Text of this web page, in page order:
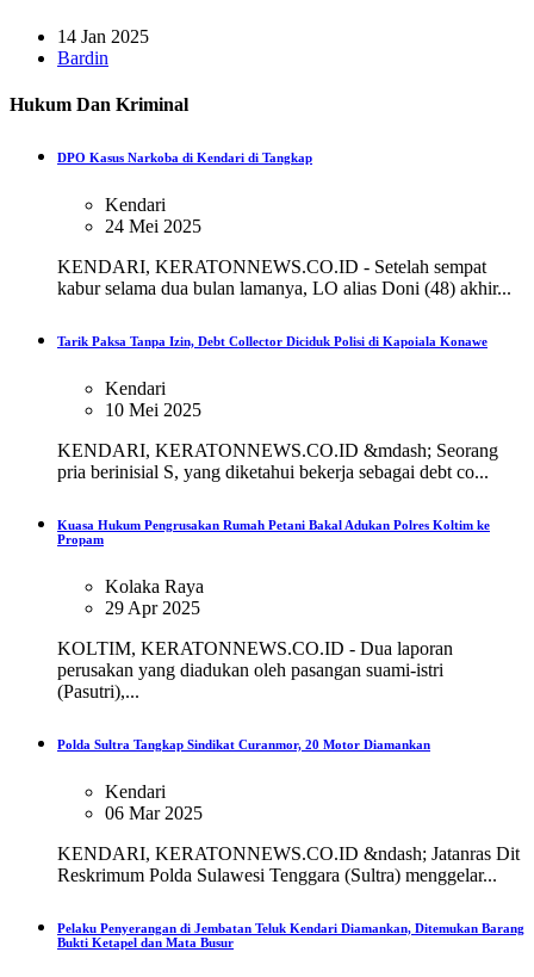
14 Jan 2025
Bardin
Hukum Dan Kriminal
DPO Kasus Narkoba di Kendari di Tangkap
Kendari
24 Mei 2025
KENDARI, KERATONNEWS.CO.ID - Setelah sempat
kabur selama dua bulan lamanya, LO alias Doni (48) akhir...
Tarik Paksa Tanpa Izin, Debt Collector Diciduk Polisi di Kapoiala Konawe
Kendari
10 Mei 2025
KENDARI, KERATONNEWS.CO.ID &mdash; Seorang
pria berinisial S, yang diketahui bekerja sebagai debt co...
Kuasa Hukum Pengrusakan Rumah Petani Bakal Adukan Polres Koltim ke
Propam
Kolaka Raya
29 Apr 2025
KOLTIM, KERATONNEWS.CO.ID - Dua laporan
perusakan yang diadukan oleh pasangan suami-istri
(Pasutri),...
Polda Sultra Tangkap Sindikat Curanmor, 20 Motor Diamankan
Kendari
06 Mar 2025
KENDARI, KERATONNEWS.CO.ID &ndash; Jatanras Dit
Reskrimum Polda Sulawesi Tenggara (Sultra) menggelar...
Pelaku Penyerangan di Jembatan Teluk Kendari Diamankan, Ditemukan Barang
Bukti Ketapel dan Mata Busur